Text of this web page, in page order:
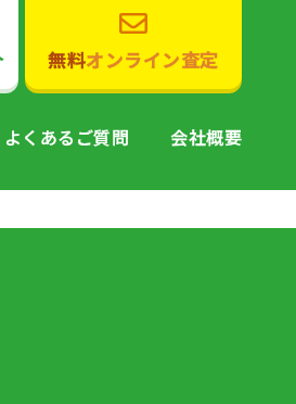
無料オンライン査定
よくあるご質問 会社概要